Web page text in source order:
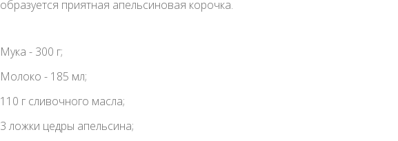
образуется приятная апельсиновая корочка.
Мука - 300 г;
Молоко - 185 мл;
110 г сливочного масла;
3 ложки цедры апельсина;